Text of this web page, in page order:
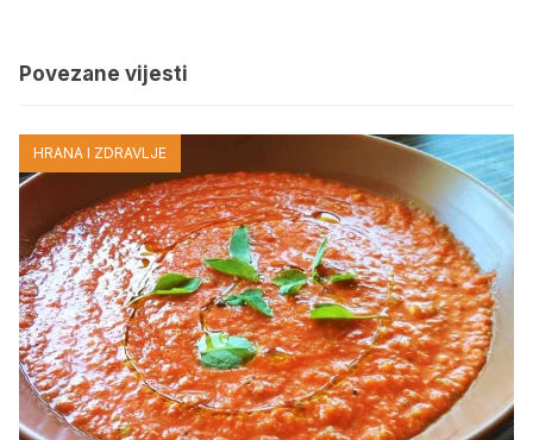
Povezane vijesti
HRANA I ZDRAVLJE